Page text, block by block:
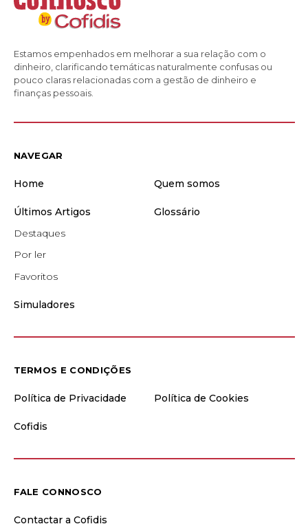
Estamos empenhados em melhorar a sua relação com o
dinheiro, clarificando temáticas naturalmente confusas ou
pouco claras relacionadas com a gestão de dinheiro e
finanças pessoais.
NAVEGAR
Home Quem somos
Últimos Artigos
Destaques
Por ler
Favoritos
Glossário
Simuladores
TERMOS E CONDIÇÕES
Política de Privacidade Política de Cookies
Cofidis
FALE CONNOSCO
Contactar a Cofidis